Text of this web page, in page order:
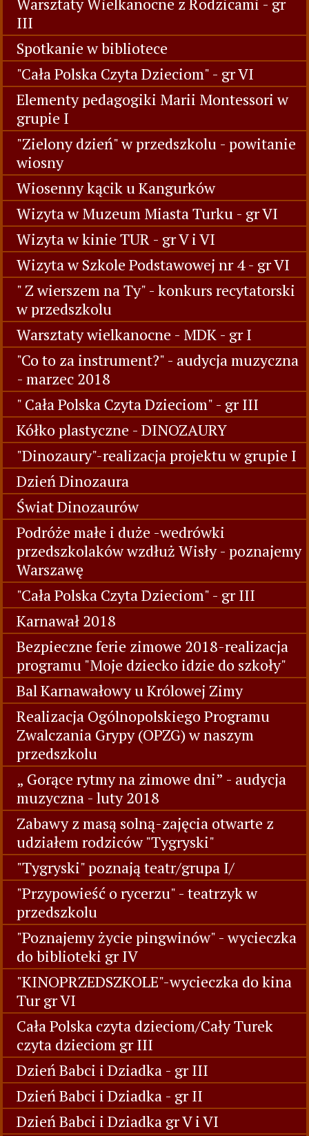
III
Spotkanie w bibliotece
"Cała Polska Czyta Dzieciom" - gr VI
Elementy pedagogiki Marii Montessori w
grupie I
"Zielony dzień" w przedszkolu - powitanie
wiosny
Wiosenny kącik u Kangurków
Wizyta w Muzeum Miasta Turku - gr VI
Wizyta w kinie TUR - gr V i VI
Wizyta w Szkole Podstawowej nr 4 - gr VI
" Z wierszem na Ty" - konkurs recytatorski
w przedszkolu
Warsztaty wielkanocne - MDK - gr I
"Co to za instrument?" - audycja muzyczna
- marzec 2018
" Cała Polska Czyta Dzieciom" - gr III
Kółko plastyczne - DINOZAURY
"Dinozaury"-realizacja projektu w grupie I
Dzień Dinozaura
Świat Dinozaurów
Podróże małe i duże -wedrówki
przedszkolaków wzdłuż Wisły - poznajemy
Warszawę
"Cała Polska Czyta Dzieciom" - gr III
Karnawał 2018
Bezpieczne ferie zimowe 2018-realizacja
programu "Moje dziecko idzie do szkoły"
Bal Karnawałowy u Królowej Zimy
Realizacja Ogólnopolskiego Programu
Zwalczania Grypy (OPZG) w naszym
przedszkolu
„ Gorące rytmy na zimowe dni” - audycja
muzyczna - luty 2018
Zabawy z masą solną-zajęcia otwarte z
udziałem rodziców "Tygryski"
"Tygryski" poznają teatr/grupa I/
"Przypowieść o rycerzu" - teatrzyk w
przedszkolu
"Poznajemy życie pingwinów" - wycieczka
do biblioteki gr IV
"KINOPRZEDSZKOLE"-wycieczka do kina
Tur gr VI
Cała Polska czyta dzieciom/Cały Turek
czyta dzieciom gr III
Dzień Babci i Dziadka - gr III
Dzień Babci i Dziadka - gr II
Dzień Babci i Dziadka gr V i VI